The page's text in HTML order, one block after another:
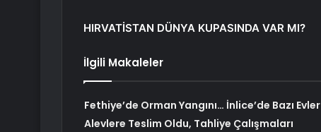
HIRVATİSTAN DÜNYA KUPASINDA VAR MI?
İlgili Makaleler
Fethiye’de Orman Yangını… İnlice’de Bazı Evler
Alevlere Teslim Oldu, Tahliye Çalışmaları